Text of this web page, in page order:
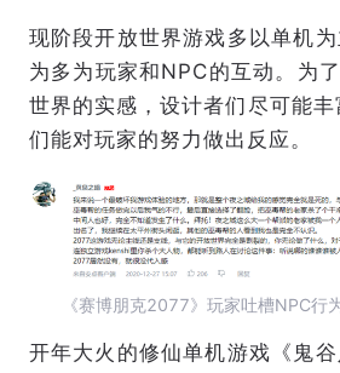
现阶段开放世界游戏多以单机
为多为玩家和NPC的互动。为
世界的实感，设计者们尽可能
们能对玩家的努力做出反应。
《赛博朋克2077》玩家吐槽NPC行
开年大火的修仙单机游戏《鬼